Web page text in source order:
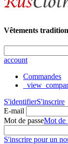
Vêtements
account
Commandes
S'identifierS'inscrire
E-mail
Mot de passeMot de
S'inscrire pour un